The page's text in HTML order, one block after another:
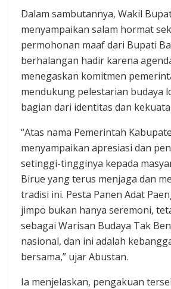
Dalam sambutannya, Wakil
menyampaikan salam hormat
permohonan maaf dari Bupati
berhalangan hadir karena
menegaskan komitmen
mendukung pelestarian budaya
bagian dari identitas dan
“Atas nama Pemerintah
menyampaikan apresiasi dan
setinggi-tingginya kepada
Birue yang terus menjaga dan
tradisi ini. Pesta Panen Adat
jimpo bukan hanya seremoni,
sebagai Warisan Budaya Tak
nasional, dan ini adalah
bersama,” ujar Abustan.
Ia menjelaskan, pengakuan